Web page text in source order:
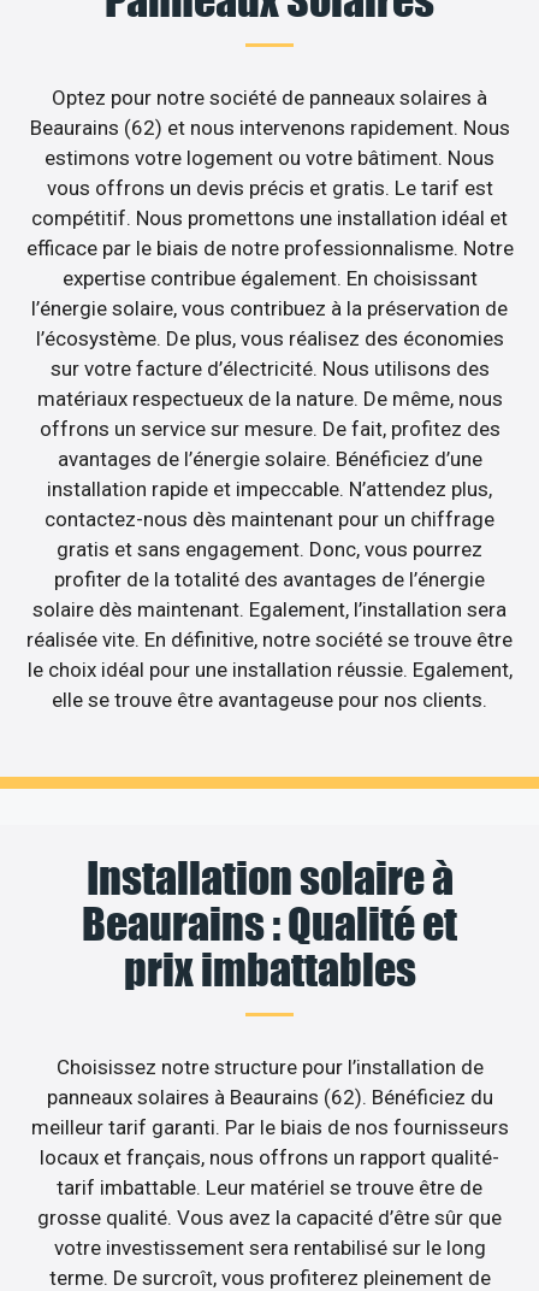
Optez pour notre société de panneaux solaires à
Beaurains (62) et nous intervenons rapidement. Nous
estimons votre logement ou votre bâtiment. Nous
vous offrons un devis précis et gratis. Le tarif est
compétitif. Nous promettons une installation idéal et
efficace par le biais de notre professionnalisme. Notre
expertise contribue également. En choisissant
l’énergie solaire, vous contribuez à la préservation de
l’écosystème. De plus, vous réalisez des économies
sur votre facture d’électricité. Nous utilisons des
matériaux respectueux de la nature. De même, nous
offrons un service sur mesure. De fait, profitez des
avantages de l’énergie solaire. Bénéficiez d’une
installation rapide et impeccable. N’attendez plus,
contactez-nous dès maintenant pour un chiffrage
gratis et sans engagement. Donc, vous pourrez
profiter de la totalité des avantages de l’énergie
solaire dès maintenant. Egalement, l’installation sera
réalisée vite. En définitive, notre société se trouve être
le choix idéal pour une installation réussie. Egalement,
elle se trouve être avantageuse pour nos clients.
Installation solaire à
Beaurains : Qualité et
prix imbattables
Choisissez notre structure pour l’installation de
panneaux solaires à Beaurains (62). Bénéficiez du
meilleur tarif garanti. Par le biais de nos fournisseurs
locaux et français, nous offrons un rapport qualité-
tarif imbattable. Leur matériel se trouve être de
grosse qualité. Vous avez la capacité d’être sûr que
votre investissement sera rentabilisé sur le long
terme. De surcroît, vous profiterez pleinement de